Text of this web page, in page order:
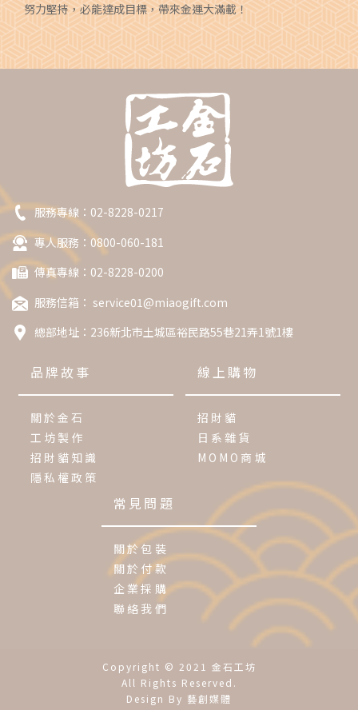
努力堅持，必能達成目標，帶來金運大滿載！
服務專線： 02-8228-0217
專人服務：0800-060-181
傳真專線：02-8228-0200
服務信箱： service01@miaogift.com
總部地址： 236新北市土城區裕民路55巷21弄1號1樓
品牌故事
關於金石
工坊製作
招財貓知識
隱私權政策
線上購物
招財貓
日系雜貨
MOMO商城
常見問題
關於包裝
關於付款
企業採購
聯絡我們
Copyright © 2021 金石工坊
All Rights Reserved.
Design By 藝創媒體